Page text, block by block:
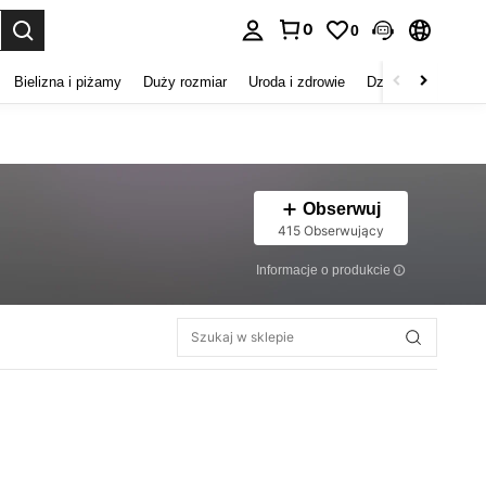
0 0
Bielizna i piżamy Duży rozmiar Uroda i zdrowie Dzieci
Obserwuj
415 Obserwujący
Informacje o produkcie